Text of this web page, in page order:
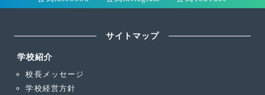
サイトマップ
学校紹介
校長メッセージ
学校経営方針